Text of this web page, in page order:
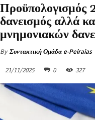
Προϋπολογισμός
δανεισμός αλλά
μνημονιακών
By Συντακτική Ομάδα e-Peiraias
21/11/2025 0 327